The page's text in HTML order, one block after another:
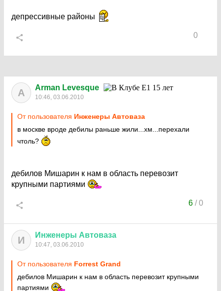
депрессивные районы
0
A Arman Levesque
10:46, 03.06.2010
От пользователя Инженеры Автоваза
в москве вроде дебилы раньше жили...хм...перехали
чтоль?
дебилов Мишарин к нам в область перевозит
крупными партиями
6/0
И Инженеры Автоваза
10:47, 03.06.2010
От пользователя Forrest Grand
дебилов Мишарин к нам в область перевозит крупными
партиями